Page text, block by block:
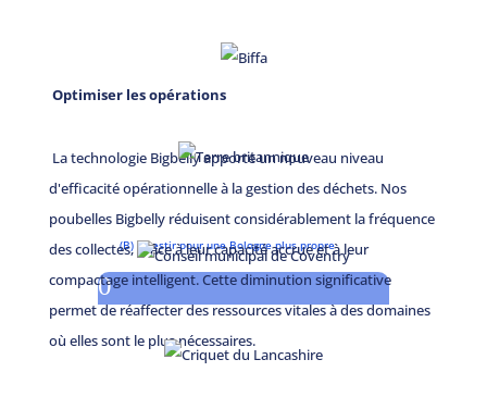
(B) investir pour une Bologne plus propre
0
Optimiser les opérations
La technologie Bigbelly apporte un nouveau niveau
d'efficacité opérationnelle à la gestion des déchets. Nos
poubelles Bigbelly réduisent considérablement la fréquence
des collectes, grâce à leur capacité accrue et à leur
compactage intelligent. Cette diminution significative
permet de réaffecter des ressources vitales à des domaines
où elles sont le plus nécessaires.